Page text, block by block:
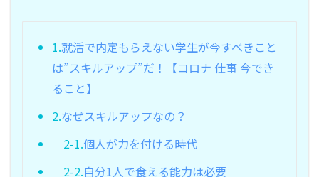
1.就活で内定もらえない学生が今すべきこと
は”スキルアップ”だ！【コロナ 仕事 今でき
ること】
2.なぜスキルアップなの？
2-1.個人が力を付ける時代
2-2.自分1人で食える能力は必要